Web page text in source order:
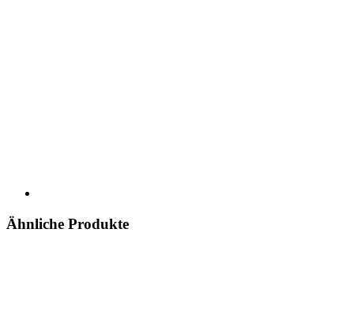
Ähnliche Produkte